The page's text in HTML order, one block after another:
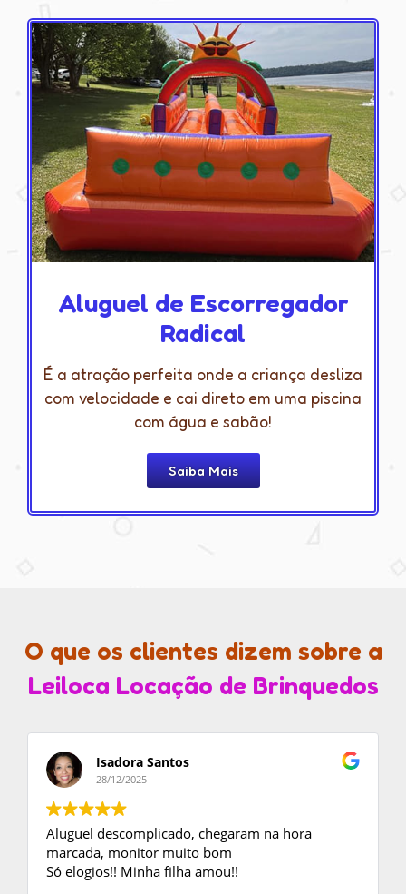
Aluguel de Escorregador
Radical
É a atração perfeita onde a criança desliza
com velocidade e cai direto em uma piscina
com água e sabão!
Saiba Mais
O que os clientes dizem sobre a
Leiloca Locação de Brinquedos
Isadora Santos
28/12/2025
Aluguel descomplicado, chegaram na hora
marcada, monitor muito bom
Só elogios!! Minha filha amou!!